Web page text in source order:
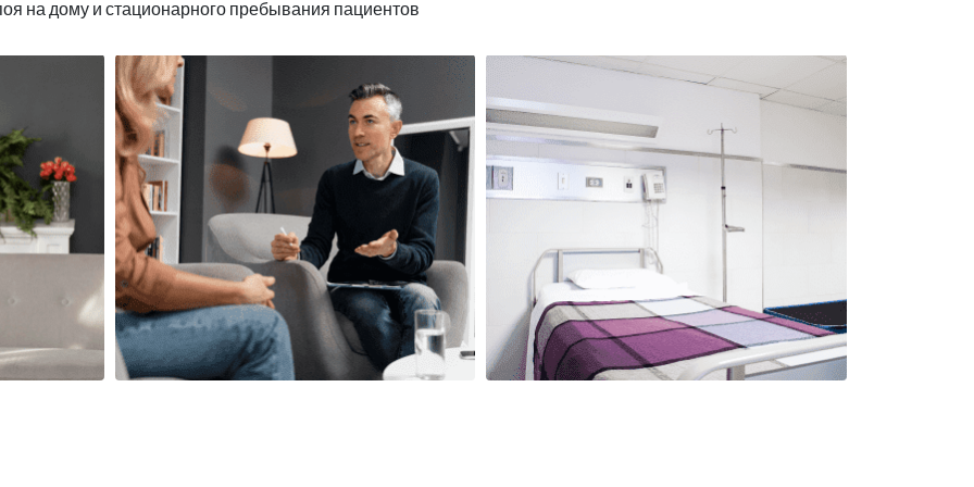
на дому и стационарного пребывания пациентов